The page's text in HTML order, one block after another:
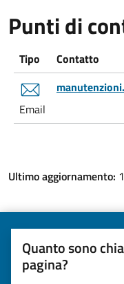
Punti di
Tipo Contatto
Email
Ultimo aggiornamento:
Quanto sono
pagina?